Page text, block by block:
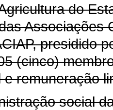
do
Associações
presidido
(cinco)
remuneração
social